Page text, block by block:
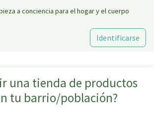
a conciencia para el hogar y el cuerpo
Identificarse
una tienda de productos
tu barrio/población?